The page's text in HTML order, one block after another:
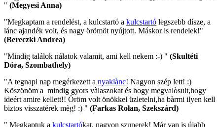
" (Megyesi Anna)
"Megkaptam a rendelést, a kulcstartó a kulcstartó legszebb dísze, a
lánc ajandék volt, és nagy örömöt nyújtott. Máskor is rendelek!"
(Bereczki Andrea)
"Mindig találok nálatok valamit, ami kell nekem :-) " (Skultéti
Dóra, Szombathely)
"A tegnapi nap megérkezett a nyaklànc! Nagyon szép lett! :)
Köszönöm a mindig gyors vàlaszokat és hogy megvalòsult,hogy
ideért amire kellett!! Öröm volt önökkel üzletelni,ha bàrmi ilyen kell
biztos visszatérek mèg! :) " (Farkas Rolan, Szekszárd)
" Megkaptuk a kulcstartókat, nagyon szuperek! Már van is újabb